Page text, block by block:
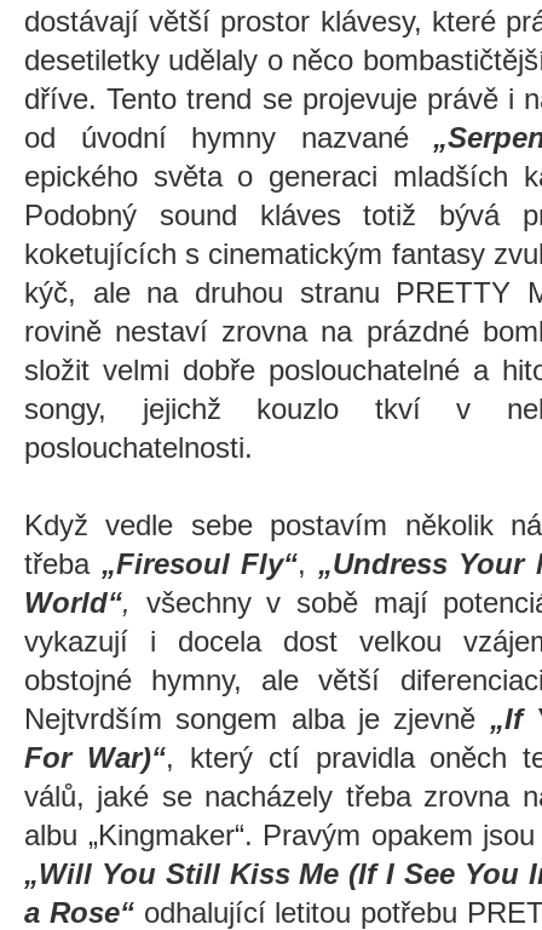
dostávají větší prostor klávesy, které
desetiletky udělaly o něco
dříve. Tento trend se projevuje právě i
od úvodní hymny nazvané
epického světa o generaci mladších
Podobný sound kláves totiž bývá
koketujících s cinematickým fantasy
kýč, ale na druhou stranu PRETTY
rovině nestaví zrovna na prázdné
složit velmi dobře poslouchatelné a
songy, jejichž kouzlo tkví v
poslouchatelnosti.
Když vedle sebe postavím několik
třeba „Firesoul Fly“, „Undress Your
World“, všechny v sobě mají
vykazují i docela dost velkou
obstojné hymny, ale větší
Nejtvrdším songem alba je zjevně „If
For War)“, který ctí pravidla oněch
válů, jaké se nacházely třeba zrovna
albu „Kingmaker“. Pravým opakem
„Will You Still Kiss Me (If I See You
a Rose“odhalující letitou potřebu